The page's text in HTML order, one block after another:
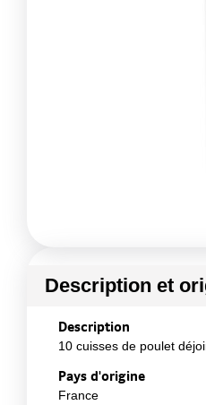
Description et
Description
10 cuisses de poulet
Pays d'origine
France